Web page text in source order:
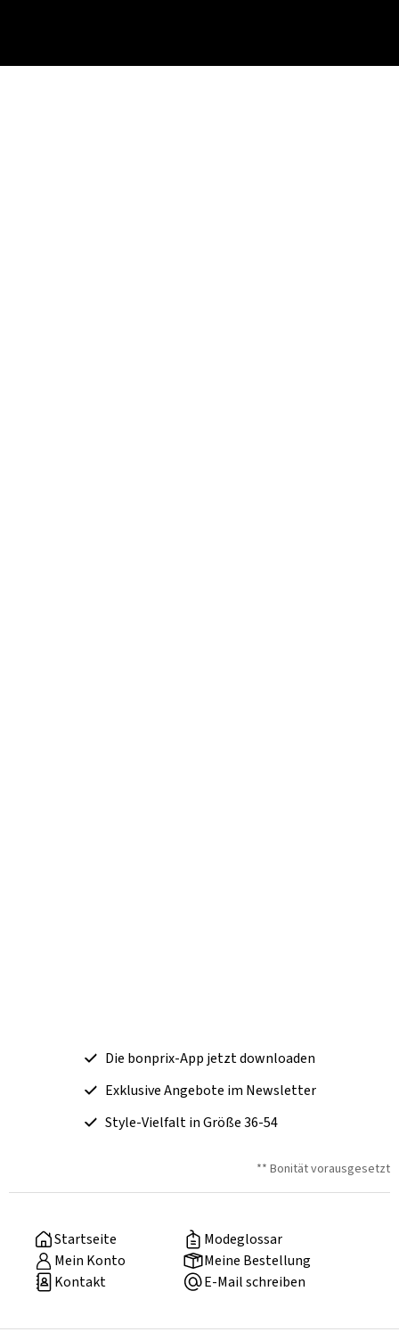
Die bonprix-App jetzt downloaden
Exklusive Angebote im Newsletter
Style-Vielfalt in Größe 36-54
** Bonität vorausgesetzt
Startseite
Modeglossar
Mein Konto
Meine Bestellung
Kontakt
E-Mail schreiben